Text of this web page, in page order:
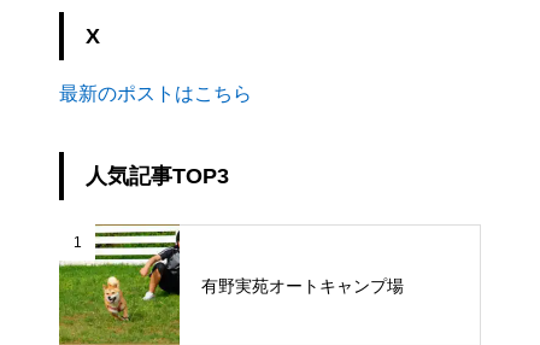
X
最新のポストはこちら
人気記事TOP3
1
有野実苑オートキャンプ場